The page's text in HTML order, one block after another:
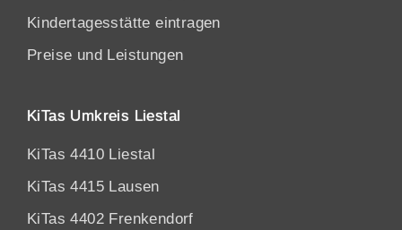
Kindertagesstätte eintragen
Preise und Leistungen
KiTas Umkreis Liestal
KiTas 4410 Liestal
KiTas 4415 Lausen
KiTas 4402 Frenkendorf